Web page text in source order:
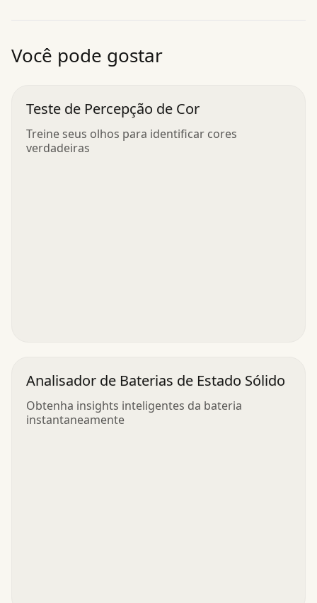
Você pode gostar
Teste de Percepção de Cor
Treine seus olhos para identificar cores
verdadeiras
Analisador de Baterias de Estado Sólido
Obtenha insights inteligentes da bateria
instantaneamente